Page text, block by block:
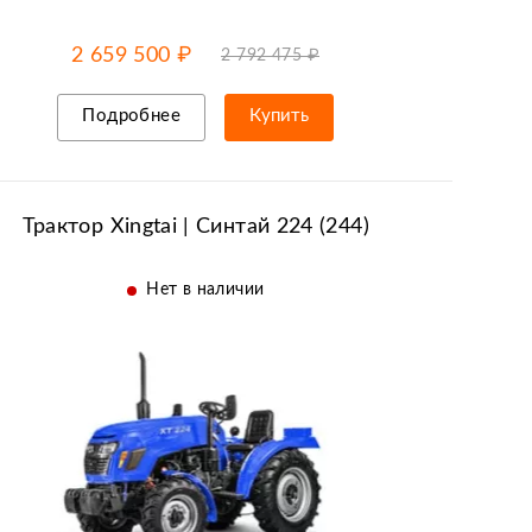
-5% от цены до13.08
2 659 500 ₽ 2 792 475 ₽
Подробнее Купить
Трактор Xingtai | Синтай 224 (244)
Нет в наличии